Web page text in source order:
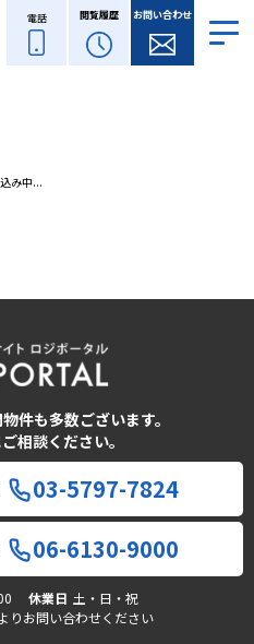
電話 閲覧履歴 お問い合わせ
み中...
件も多数ございます。
相談ください。
03-5797-7824
06-6130-9000
休業日 土・日・祝
りお問い合わせください